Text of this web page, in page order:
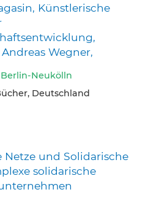
Künstlerische
Wegner,
Neukölln
Deutschland
Netze und Solidarische
solidarische